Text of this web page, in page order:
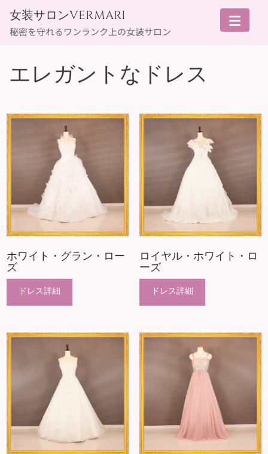
content
女装サロンVERMARI
秘密を守れるワンランク上の女装サロン
エレガントなドレス
ホワイト・グラン・ロー
ズ
ロイヤル・ホワイト・ロ
ーズ